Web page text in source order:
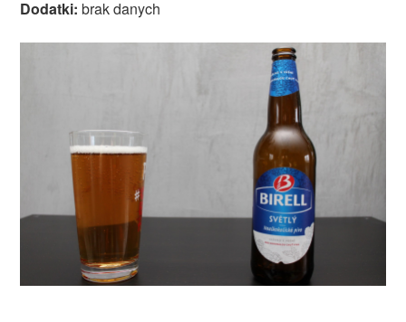
Dodatki: brak danych